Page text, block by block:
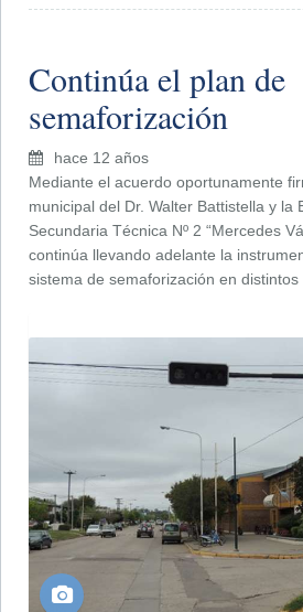
Continúa el plan de
semaforización
hace 12 años
Mediante el acuerdo oportunamente
municipal del Dr. Walter Battistella y la
Secundaria Técnica Nº 2 “Mercedes
continúa llevando adelante la
sistema de semaforización en distintos